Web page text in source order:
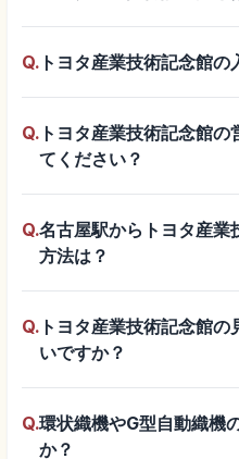
Q.トヨタ産業技術記念館の
Q.トヨタ産業技術記念館の
てください？
Q.名古屋駅からトヨタ産業
方法は？
Q.トヨタ産業技術記念館の
いですか？
Q.環状織機やG型自動織機
か？